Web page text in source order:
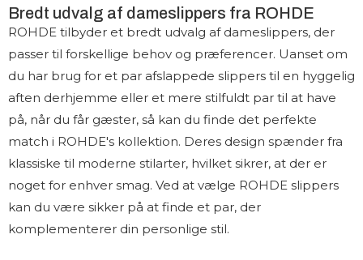
Bredt udvalg af dameslippers fra ROHDE
ROHDE tilbyder et bredt udvalg af dameslippers, der
passer til forskellige behov og præferencer. Uanset om
du har brug for et par afslappede slippers til en hyggelig
aften derhjemme eller et mere stilfuldt par til at have
på, når du får gæster, så kan du finde det perfekte
match i ROHDE's kollektion. Deres design spænder fra
klassiske til moderne stilarter, hvilket sikrer, at der er
noget for enhver smag. Ved at vælge ROHDE slippers
kan du være sikker på at finde et par, der
komplementerer din personlige stil.